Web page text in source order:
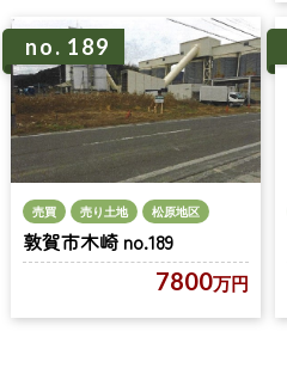
no. 189
売買 売り土地 松原地区
敦賀市木崎 no.189
7800万円